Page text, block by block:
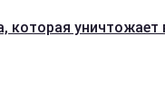
которая уничтожает